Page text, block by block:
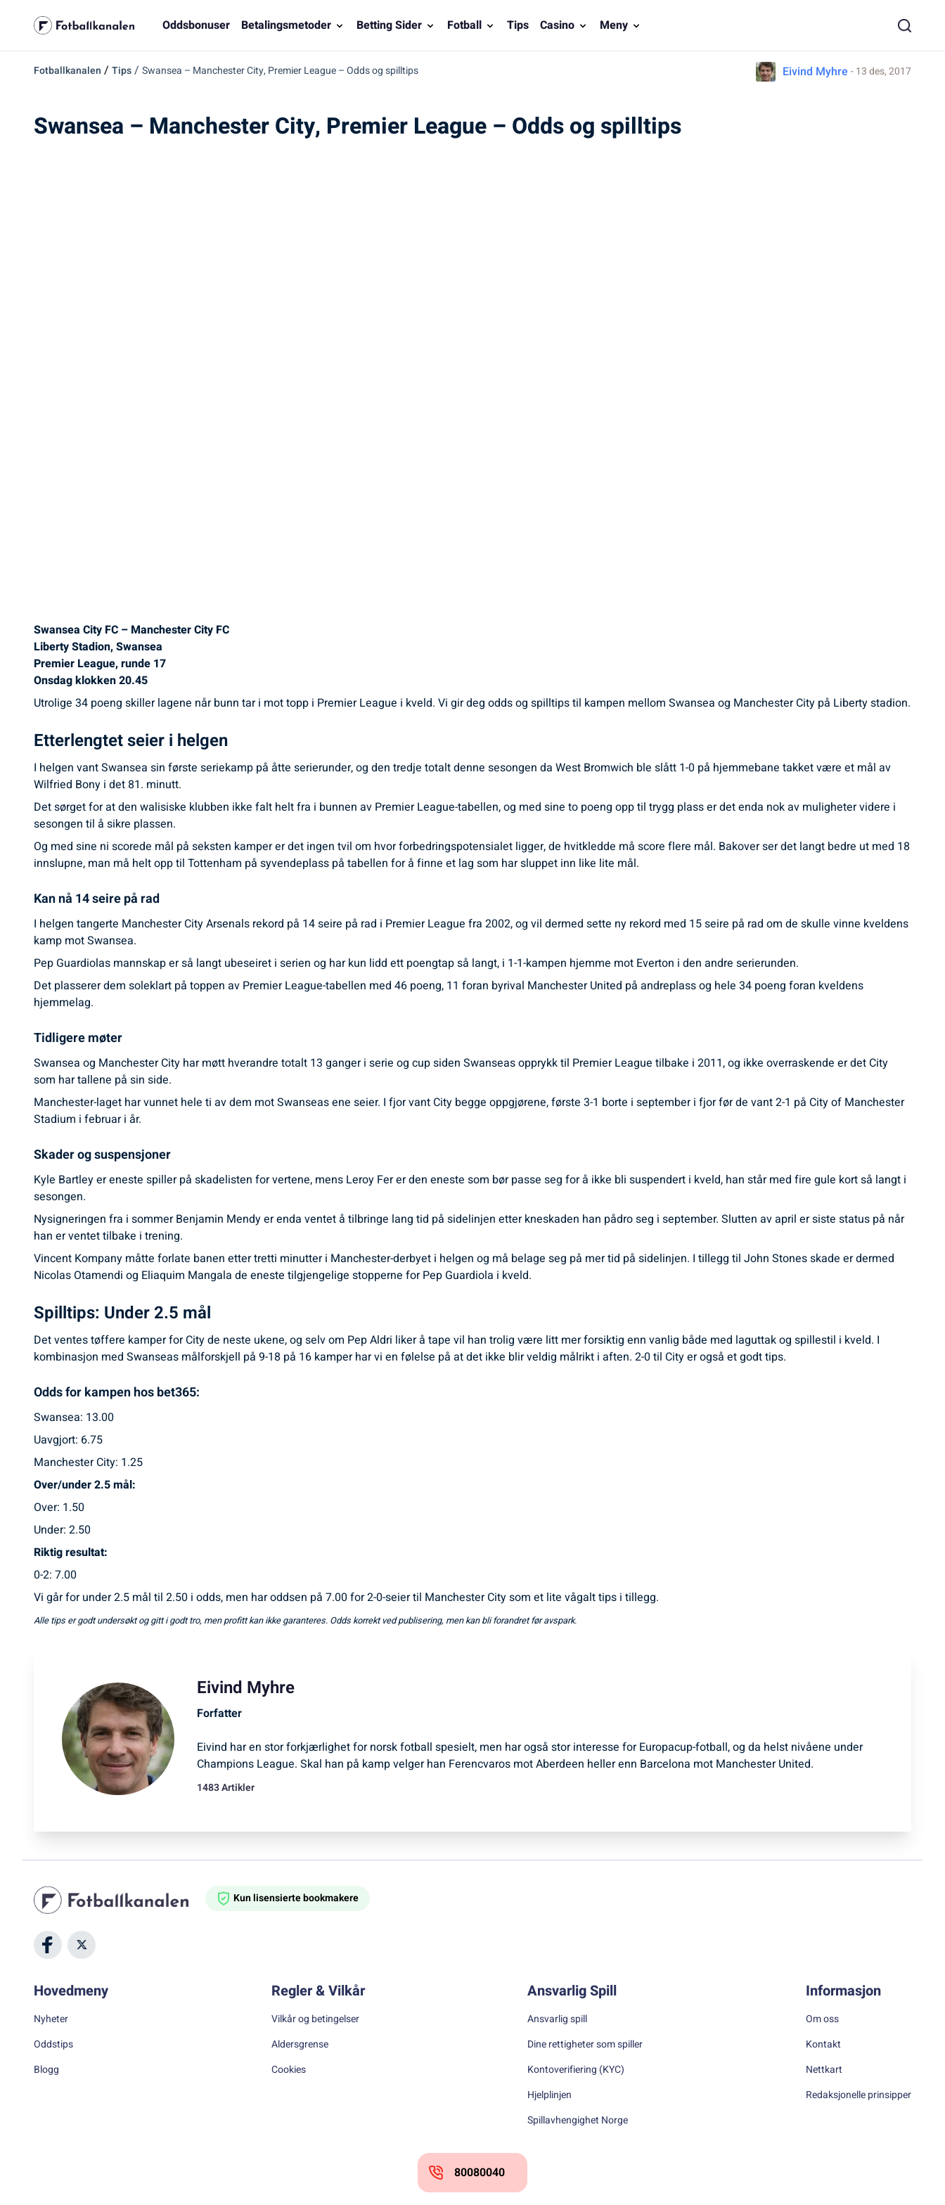
Oddsbonuser Betalingsmetoder Betting Sider Fotball Tips Casino Meny
Fotballkanalen / Tips/ Swansea – Manchester City, Premier League – Odds og spilltips Eivind Myhre - 13 des, 2017
Swansea – Manchester City, Premier League – Odds og spilltips
Swansea City FC – Manchester City FC
Liberty Stadion, Swansea
Premier League, runde 17
Onsdag klokken 20.45
Utrolige 34 poeng skiller lagene når bunn tar i mot topp i Premier League i kveld. Vi gir deg odds og spilltips til kampen mellom Swansea og Manchester City på Liberty stadion.
Etterlengtet seier i helgen
I helgen vant Swansea sin første seriekamp på åtte serierunder, og den tredje totalt denne sesongen da West Bromwich ble slått 1-0 på hjemmebane takket være et mål av
Wilfried Bony i det 81. minutt.
Det sørget for at den walisiske klubben ikke falt helt fra i bunnen av Premier League-tabellen, og med sine to poeng opp til trygg plass er det enda nok av muligheter videre i
sesongen til å sikre plassen.
Og med sine ni scorede mål på seksten kamper er det ingen tvil om hvor forbedringspotensialet ligger, de hvitkledde må score flere mål. Bakover ser det langt bedre ut med 18
innslupne, man må helt opp til Tottenham på syvendeplass på tabellen for å finne et lag som har sluppet inn like lite mål.
Kan nå 14 seire på rad
I helgen tangerte Manchester City Arsenals rekord på 14 seire på rad i Premier League fra 2002, og vil dermed sette ny rekord med 15 seire på rad om de skulle vinne kveldens
kamp mot Swansea.
Pep Guardiolas mannskap er så langt ubeseiret i serien og har kun lidd ett poengtap så langt, i 1-1-kampen hjemme mot Everton i den andre serierunden.
Det plasserer dem soleklart på toppen av Premier League-tabellen med 46 poeng, 11 foran byrival Manchester United på andreplass og hele 34 poeng foran kveldens
hjemmelag.
Tidligere møter
Swansea og Manchester City har møtt hverandre totalt 13 ganger i serie og cup siden Swanseas opprykk til Premier League tilbake i 2011, og ikke overraskende er det City
som har tallene på sin side.
Manchester-laget har vunnet hele ti av dem mot Swanseas ene seier. I fjor vant City begge oppgjørene, første 3-1 borte i september i fjor før de vant 2-1 på City of Manchester
Stadium i februar i år.
Skader og suspensjoner
Kyle Bartley er eneste spiller på skadelisten for vertene, mens Leroy Fer er den eneste som bør passe seg for å ikke bli suspendert i kveld, han står med fire gule kort så langt i
sesongen.
Nysigneringen fra i sommer Benjamin Mendy er enda ventet å tilbringe lang tid på sidelinjen etter kneskaden han pådro seg i september. Slutten av april er siste status på når
han er ventet tilbake i trening.
Vincent Kompany måtte forlate banen etter tretti minutter i Manchester-derbyet i helgen og må belage seg på mer tid på sidelinjen. I tillegg til John Stones skade er dermed
Nicolas Otamendi og Eliaquim Mangala de eneste tilgjengelige stopperne for Pep Guardiola i kveld.
Spilltips: Under 2.5 mål
Det ventes tøffere kamper for City de neste ukene, og selv om Pep Aldri liker å tape vil han trolig være litt mer forsiktig enn vanlig både med laguttak og spillestil i kveld. I
kombinasjon med Swanseas målforskjell på 9-18 på 16 kamper har vi en følelse på at det ikke blir veldig målrikt i aften. 2-0 til City er også et godt tips.
Odds for kampen hos bet365:
Swansea: 13.00
Uavgjort: 6.75
Manchester City: 1.25
Over/under 2.5 mål:
Over: 1.50
Under: 2.50
Riktig resultat:
0-2: 7.00
Vi går for under 2.5 mål til 2.50 i odds, men har oddsen på 7.00 for 2-0-seier til Manchester City som et lite vågalt tips i tillegg.
Alle tips er godt undersøkt og gitt i godt tro, men profitt kan ikke garanteres. Odds korrekt ved publisering, men kan bli forandret før avspark.
Eivind Myhre
Forfatter
Eivind har en stor forkjærlighet for norsk fotball spesielt, men har også stor interesse for Europacup-fotball, og da helst nivåene under
Champions League. Skal han på kamp velger han Ferencvaros mot Aberdeen heller enn Barcelona mot Manchester United.
1483 Artikler
Kun lisensierte bookmakere
Hovedmeny
Nyheter
Oddstips
Blogg
Regler & Vilkår
Vilkår og betingelser
Aldersgrense
Cookies
Ansvarlig Spill
Ansvarlig spill
Dine rettigheter som spiller
Kontoverifiering (KYC)
Hjelplinjen
Spillavhengighet Norge
Informasjon
Om oss
Kontakt
Nettkart
Redaksjonelle prinsipper
80080040